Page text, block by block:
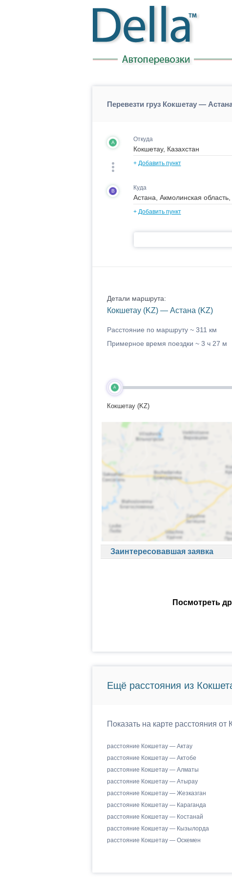
Перевезти груз Кокшетау —
A Откуда
+ Добавить пункт
B Куда
+ Добавить пункт
Детали маршрута:
Кокшетау (KZ) — Астана (KZ)
Расстояние по маршруту ~ 311 км
Примерное время поездки ~ 3 ч 27 м
A
Кокшетау (KZ)
Заинтересовавшая заявка
Посмотреть
Ещё расстояния из
Показать на карте расстояния
расстояние Кокшетау — Актау
расстояние Кокшетау — Актобе
расстояние Кокшетау — Алматы
расстояние Кокшетау — Атырау
расстояние Кокшетау — Жезказган
расстояние Кокшетау — Караганда
расстояние Кокшетау — Костанай
расстояние Кокшетау — Кызылорда
расстояние Кокшетау — Оскемен